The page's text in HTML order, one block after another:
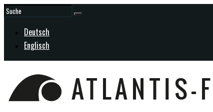
Deutsch
Englisch